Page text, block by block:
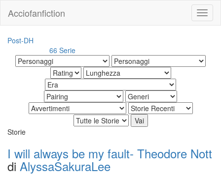
Acciofanfiction
Post-DH
66 Serie
Storie
I will always be my fault- Theodore Nott
di AlyssaSakuraLee